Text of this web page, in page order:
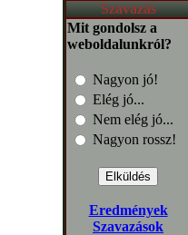
Szavazás
Mit gondolsz a
weboldalunkról?
Nagyon jó!
Elég jó...
Nem elég jó...
Nagyon rossz!
Eredmények
Szavazások